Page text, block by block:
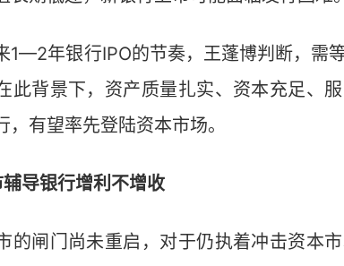
年银行IPO的节奏，王蓬博判断，需
此背景下，资产质量扎实、资本充足、
，有望率先登陆资本市场。
银行增利不增收
闸门尚未重启，对于仍执着冲击资本市